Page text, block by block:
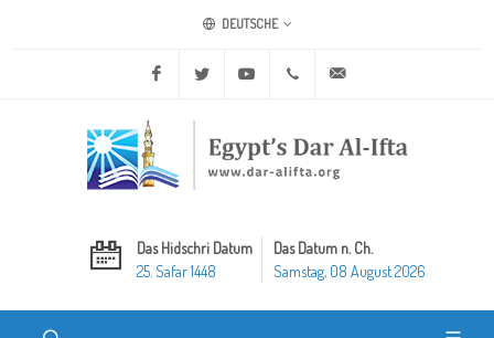
DEUTSCHE
Facebook Twitter Youtube +20 2 25970400
Das Hidschri Datum
25. Safar 1448
Das Datum n. Ch.
Samstag, 08 August 2026